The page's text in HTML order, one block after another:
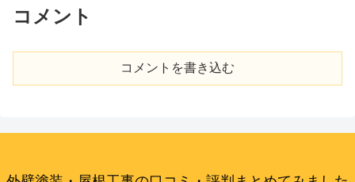
コメント
コメントを書き込む